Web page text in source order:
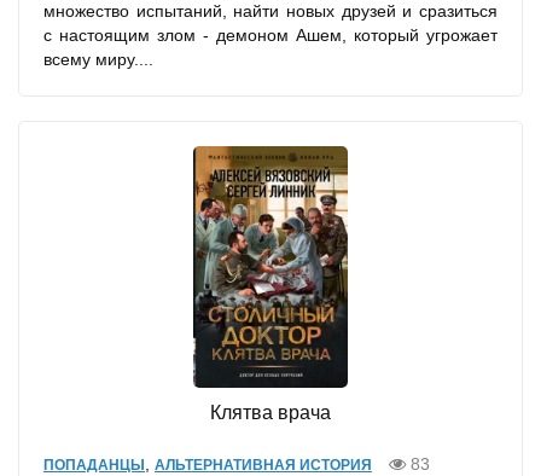
множество испытаний, найти новых друзей и сразиться
с настоящим злом - демоном Ашем, который угрожает
всему миру....
Клятва врача
ПОПАДАНЦЫ АЛЬТЕРНАТИВНАЯ ИСТОРИЯ
83